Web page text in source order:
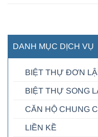
DANH MỤC DỊCH VỤ
BIỆT THỰ ĐƠN
BIỆT THỰ SONG
CĂN HỘ CHUNG
LIỀN KỀ